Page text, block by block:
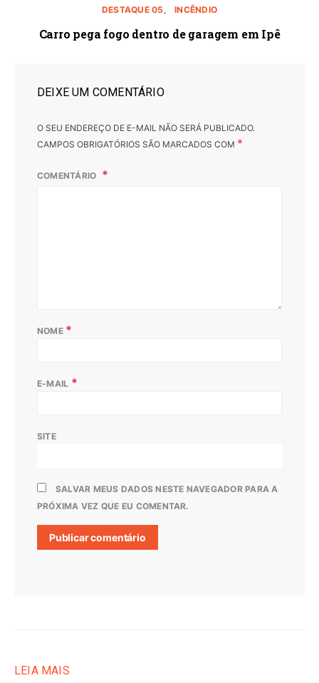
DESTAQUE 05 INCÊNDIO
Carro pega fogo dentro de garagem em Ipê
DEIXE UM COMENTÁRIO
O SEU ENDEREÇO DE E-MAIL NÃO SERÁ PUBLICADO.
CAMPOS OBRIGATÓRIOS SÃO MARCADOS COM *
COMENTÁRIO
NOME *
E-MAIL *
SITE
SALVAR MEUS DADOS NESTE NAVEGADOR PARA A
PRÓXIMA VEZ QUE EU COMENTAR.
LEIA MAIS